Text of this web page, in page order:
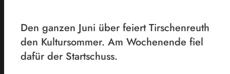
Den ganzen Juni über feiert Tirschenreuth
den Kultursommer. Am Wochenende fiel
dafür der Startschuss.